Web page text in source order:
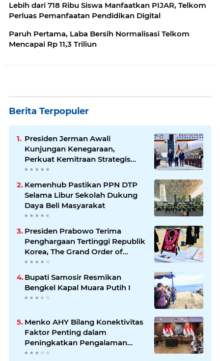
Lebih dari 718 Ribu Siswa Manfaatkan PIJAR, Telkom
Perluas Pemanfaatan Pendidikan Digital
Paruh Pertama, Laba Bersih Normalisasi Telkom
Mencapai Rp 11,3 Triliun
Berita Terpopuler
Presiden Jerman Awali
Kunjungan Kenegaraan,
Perkuat Kemitraan Strategis
Indonesia–Jerman
Kemenhub Pastikan PPN DTP
Selama Libur Sekolah Dukung
Daya Beli Masyarakat
Presiden Prabowo Terima
Penghargaan Tertinggi Republik
Korea, The Grand Order of
Mugunghwa
Bupati Samosir Resmikan
Bengkel Kapal Muara Putih I
Menko AHY Bilang Konektivitas
Faktor Penting dalam
Peningkatkan Pengalaman
Wisatawan